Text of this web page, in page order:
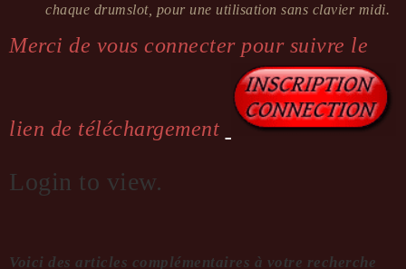
chaque drumslot, pour une utilisation sans clavier midi.
Merci de vous connecter pour suivre le
lien de téléchargement
Login to view.
Voici des articles complémentaires à votre recherche